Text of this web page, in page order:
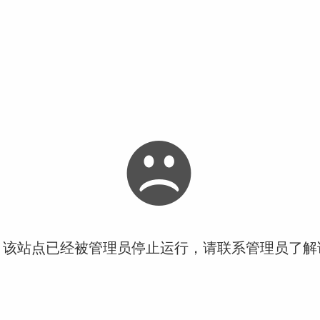
站点已经被管理员停止运行，请联系管理员了